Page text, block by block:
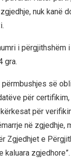
nuk kanë
i
gra.
përmbushjes së
për
për
në zgjedhje,
Zgjedhjet e
kaluara zgjedhore”.